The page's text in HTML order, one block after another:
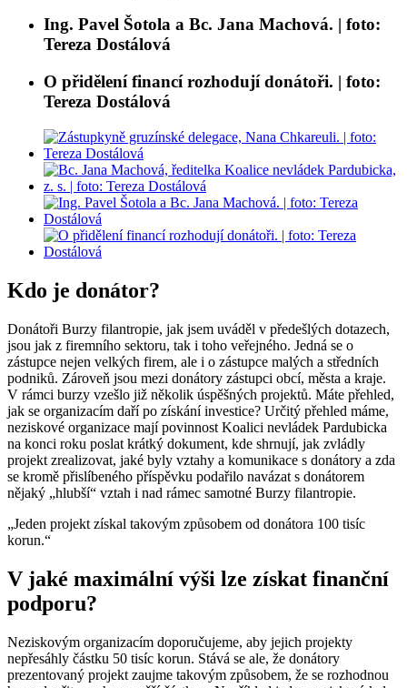
Ing. Pavel Šotola a Bc. Jana Machová. | foto:
Tereza Dostálová
O přidělení financí rozhodují donátoři. | foto:
Tereza Dostálová
Kdo je donátor?
Donátoři Burzy filantropie, jak jsem uváděl v předešlých dotazech,
jsou jak z firemního sektoru, tak i toho veřejného. Jedná se o
zástupce nejen velkých firem, ale i o zástupce malých a středních
podniků. Zároveň jsou mezi donátory zástupci obcí, města a kraje.
V rámci burzy vzešlo již několik úspěšných projektů. Máte přehled,
jak se organizacím daří po získání investice? Určitý přehled máme,
neziskové organizace mají povinnost Koalici nevládek Pardubicka
na konci roku poslat krátký dokument, kde shrnují, jak zvládly
projekt zrealizovat, jaké byly vztahy a komunikace s donátory a zda
se kromě přislíbeného příspěvku podařilo navázat s donátorem
nějaký „hlubší“ vztah i nad rámec samotné Burzy filantropie.
„Jeden projekt získal takovým způsobem od donátora 100 tisíc
korun.“
V jaké maximální výši lze získat finanční
podporu?
Neziskovým organizacím doporučujeme, aby jejich projekty
nepřesáhly částku 50 tisíc korun. Stává se ale, že donátory
prezentovaný projekt zaujme takovým způsobem, že se rozhodnou